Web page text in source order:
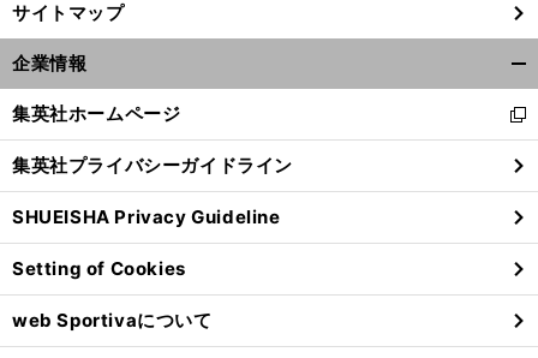
サイトマップ
企業情報
閉
る
集英社ホームページ
新
し
い
ウ
ィ
ン
ド
ウ
で
開
集英社プライバシーガイドライン
SHUEISHA Privacy Guideline
Setting of Cookies
web Sportivaについて